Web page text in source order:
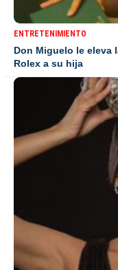
ENTRETENIMIENTO
Don Miguelo le eleva
Rolex a su hija